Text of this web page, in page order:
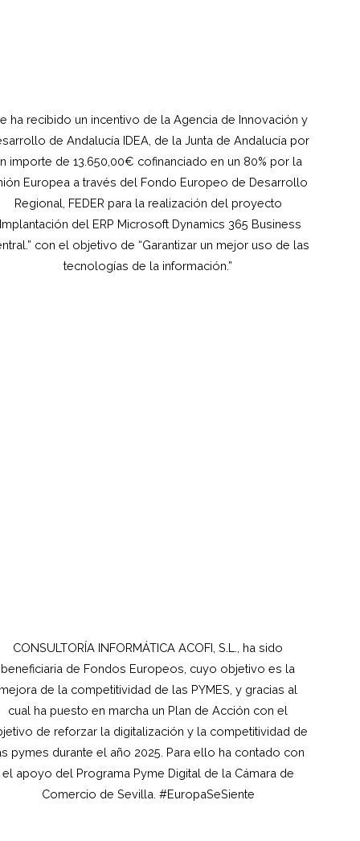
ha recibido un incentivo de la Agencia de Innovación y
de Andalucía IDEA, de la Junta de Andalucía por
importe de 13.650,00€ cofinanciado en un 80% por la
Europea a través del Fondo Europeo de Desarrollo
Regional, FEDER para la realización del proyecto
del ERP Microsoft Dynamics 365 Business
con el objetivo de “Garantizar un mejor uso de las
tecnologías de la información.”
CONSULTORÍA INFORMÁTICA ACOFI, S.L., ha sido
beneficiaria de Fondos Europeos, cuyo objetivo es la
de la competitividad de las PYMES, y gracias al
cual ha puesto en marcha un Plan de Acción con el
de reforzar la digitalización y la competitividad de
pymes durante el año 2025. Para ello ha contado con
el apoyo del Programa Pyme Digital de la Cámara de
Comercio de Sevilla. #EuropaSeSiente